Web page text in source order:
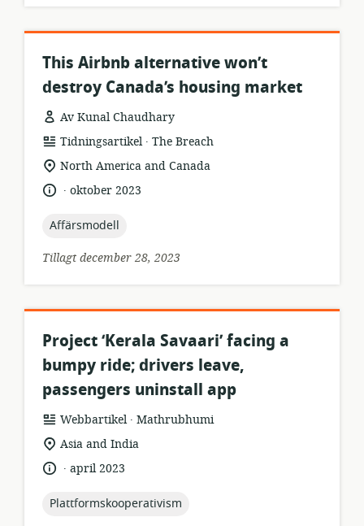
This Airbnb alternative won’t
destroy Canada’s housing market
Av Kunal Chaudhary
resursformat:
Tidningsartikel .
utgivare:
The Breach
relevant
plats:
North America and Canada
språk:
.
publiceringsdatum:
oktober 2023
topic:
Affärsmodell
Tillagt december 28, 2023
Project ‘Kerala Savaari’ facing a
bumpy ride; drivers leave,
passengers uninstall app
resursformat:
Webbartikel .
utgivare:
Mathrubhumi
relevant
Asia and India
språk:
.
publiceringsdatum:
april 2023
topic:
Plattformskooperativism